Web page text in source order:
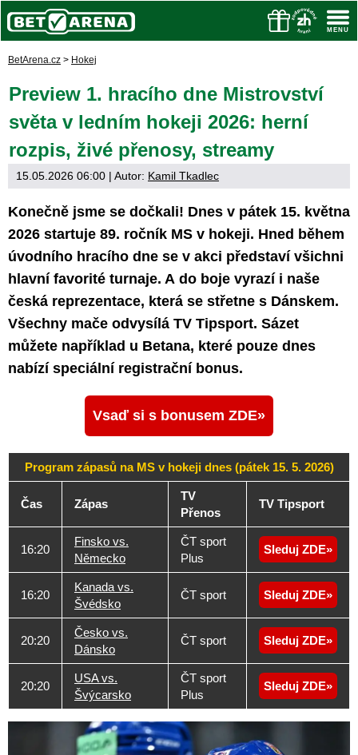
BetArena.cz > Hokej
Preview 1. hracího dne Mistrovství
světa v ledním hokeji 2026: herní
rozpis, živé přenosy, streamy
15.05.2026 06:00 | Autor: Kamil Tkadlec
Konečně jsme se dočkali! Dnes v pátek 15. května
2026 startuje 89. ročník MS v hokeji. Hned během
úvodního hracího dne se v akci představí všichni
hlavní favorité turnaje. A do boje vyrazí i naše
česká reprezentace, která se střetne s Dánskem.
Všechny mače odvysílá TV Tipsport. Sázet
můžete například u Betana, které pouze dnes
nabízí speciální registrační bonus.
Vsaď si s bonusem ZDE
Program zápasů na MS v hokeji dnes (pátek 15. 5. 2026)
Čas Zápas
TV
Přenos
TV Tipsport
16:20
Finsko vs.
Německo
ČT sport
Plus
Sleduj ZDE
16:20
Kanada vs.
Švédsko
ČT sport Sleduj ZDE
20:20
Česko vs.
Dánsko
ČT sport Sleduj ZDE
20:20
USA vs.
Švýcarsko
ČT sport
Plus
Sleduj ZDE